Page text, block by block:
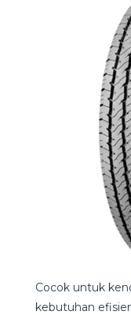
Cocok untuk
kebutuhan